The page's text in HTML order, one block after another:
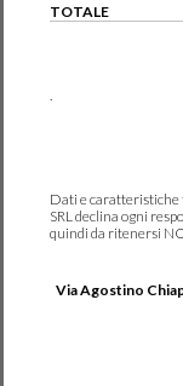
TOTALE
Dati e caratteristiche
SRL declina ogni
quindi da ritenersi
Via Agostino